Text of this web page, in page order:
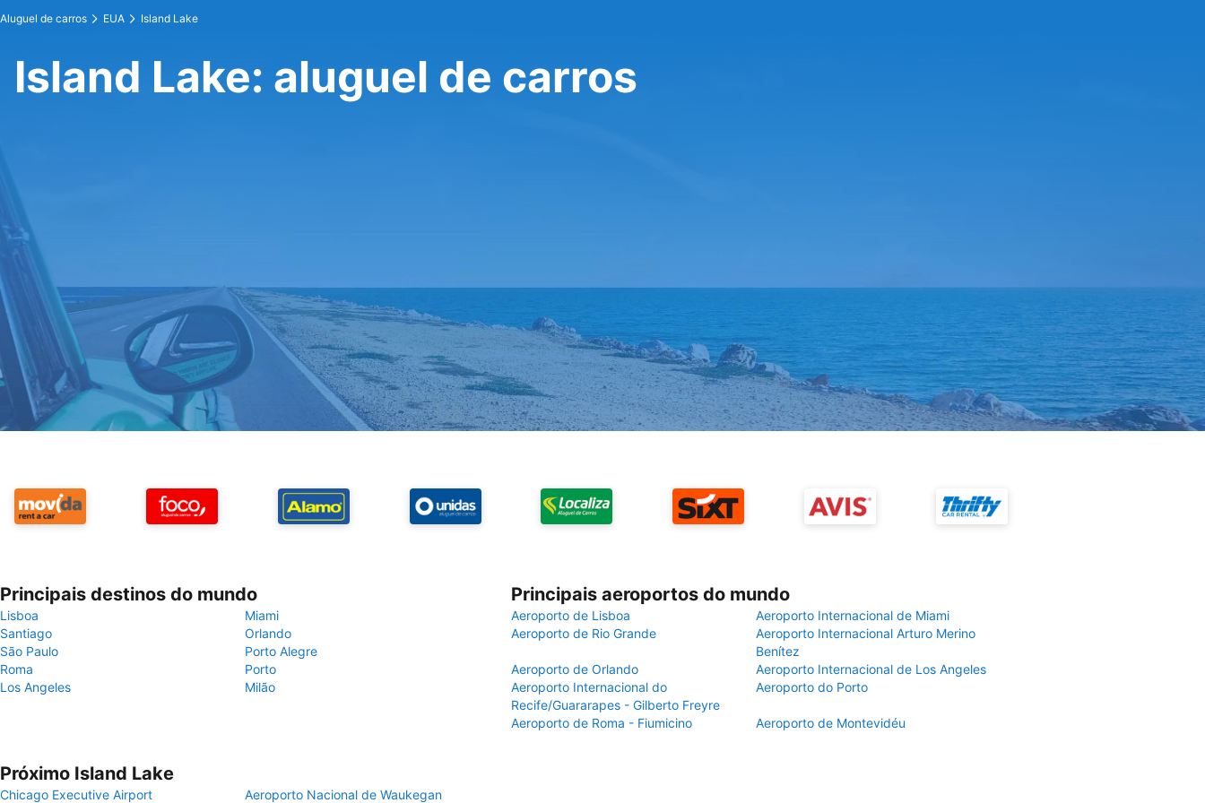
Aluguel de carros EUA Island Lake
Island Lake: aluguel de carros
Principais destinos do mundo
Lisboa
Miami
Santiago
Orlando
São Paulo
Porto Alegre
Roma
Porto
Los Angeles
Milão
Principais aeroportos do mundo
Aeroporto de Lisboa
Aeroporto Internacional de Miami
Aeroporto de Rio Grande
Aeroporto Internacional Arturo Merino
Benítez
Aeroporto de Orlando
Aeroporto Internacional de Los Angeles
Aeroporto Internacional do
Recife/Guararapes - Gilberto Freyre
Aeroporto do Porto
Aeroporto de Roma - Fiumicino Aeroporto de Montevidéu
Próximo Island Lake
Chicago Executive Airport Aeroporto Nacional de Waukegan